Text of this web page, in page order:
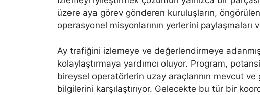
üzere aya görev gönderen kuruluşların,
operasyonel misyonlarının yerlerini paylaşmaları
Ay trafiğini izlemeye ve değerlendirmeye
kolaylaştırmaya yardımcı oluyor. Program,
bireysel operatörlerin uzay araçlarının mevcut
bilgilerini karşılaştırıyor. Gelecekte bu tür bir